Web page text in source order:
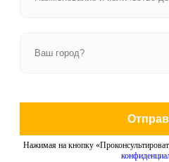
Нажимая на кнопку